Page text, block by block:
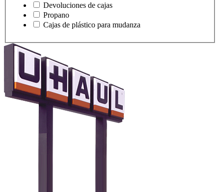
Devoluciones de cajas
Propano
Cajas de plástico para mudanza